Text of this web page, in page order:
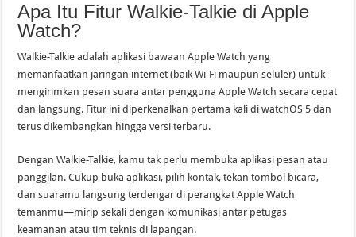
Apa Itu Fitur Walkie-Talkie di Apple
Watch?
Walkie-Talkie adalah aplikasi bawaan Apple Watch yang
memanfaatkan jaringan internet (baik Wi-Fi maupun seluler) untuk
mengirimkan pesan suara antar pengguna Apple Watch secara cepat
dan langsung. Fitur ini diperkenalkan pertama kali di watchOS 5 dan
terus dikembangkan hingga versi terbaru.
Dengan Walkie-Talkie, kamu tak perlu membuka aplikasi pesan atau
panggilan. Cukup buka aplikasi, pilih kontak, tekan tombol bicara,
dan suaramu langsung terdengar di perangkat Apple Watch
temanmu—mirip sekali dengan komunikasi antar petugas
keamanan atau tim teknis di lapangan.